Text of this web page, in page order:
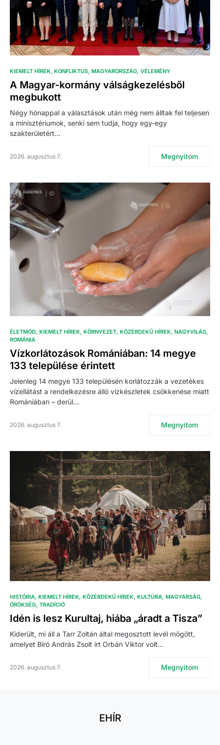
KIEMELT HÍREK KONFLIKTUS MAGYARORSZÁG VÉLEMÉNY
A Magyar-kormány válságkezelésből
megbukott
Négy hónappal a választások után még nem álltak fel teljesen
a minisztériumok, senki sem tudja, hogy egy-egy
szakterületért…
2026. augusztus 7. Megnyitom
ÉLETMÓD KIEMELT HÍREK KÖRNYEZET KÖZÉRDEKŰ HÍREK NAGYVILÁG
ROMÁNIA
Vízkorlátozások Romániában: 14 megye
133 települése érintett
Jelenleg 14 megye 133 településén korlátozzák a vezetékes
vízellátást a rendelkezésre álló vízkészletek csökkenése miatt
Romániában – derül…
2026. augusztus 7. Megnyitom
HISTÓRIA KIEMELT HÍREK KÖZÉRDEKŰ HÍREK KULTÚRA MAGYARSÁG
ÖRÖKSÉG TRADÍCIÓ
Idén is lesz Kurultaj, hiába „áradt a Tisza”
Kiderült, mi áll a Tarr Zoltán által megosztott levél mögött,
amelyet Bíró András Zsolt írt Orbán Viktor volt…
2026. augusztus 7. Megnyitom
EHÍR